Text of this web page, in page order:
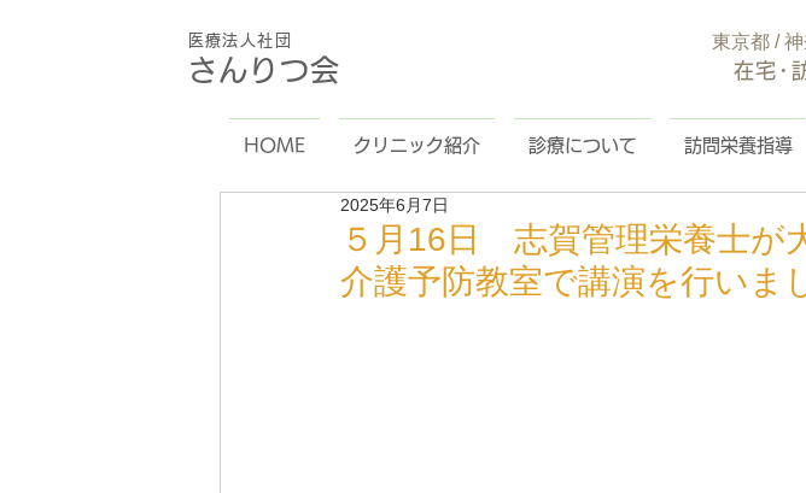
医療法人社団
さんりつ会
東京都 /
在宅･
HOME クリニック紹介 診療について 訪問栄養指導
５月16日 志賀管理栄養士が
介護予防教室で講演を行いま
2025年6月7日